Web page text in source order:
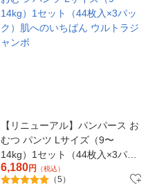
【リニューアル】パンパース お
むつ パンツ Lサイズ（9〜
14kg）1セット（44枚入×3パッ
ク）肌へのいちばん ウルトラジ
ャンボ
6,180円 （税込）
（5）